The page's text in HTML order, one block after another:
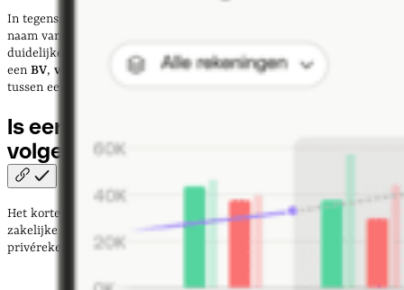
In tegenstelling tot een privérekening staat een zakelijke rekening op
naam van je bedrijf, stichting of handelsnaam. Dat zorgt voor een
duidelijke scheiding tussen zakelijke en privéfinanciën. Vooral bij
een BV, vof stichtingis dit cruciaal.Leer meerover het verschil
tussen een zakelijke en een privérekening.
Is een zakelijke rekening verplicht
volgens dewet?
Het korte antwoord: zzp’erofeenmanszaak
zakelijke rekening
niet wettelijk verplicht
privérekening blijven gebruiken voor je bedrijf.